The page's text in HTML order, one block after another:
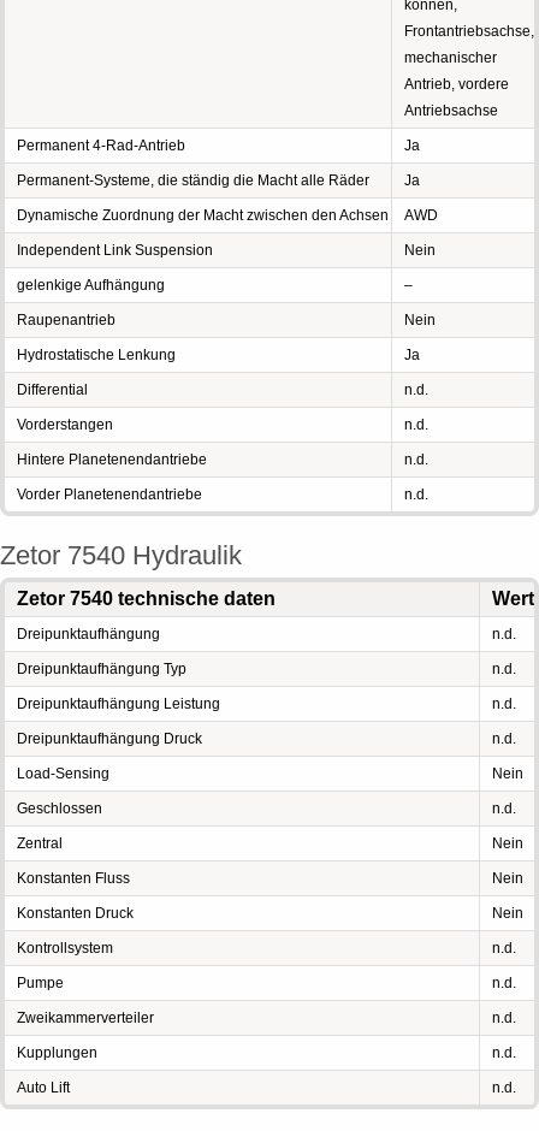
können,
Frontantriebsachse,
mechanischer
Antrieb, vordere
Antriebsachse
Permanent 4-Rad-Antrieb Ja
Permanent-Systeme, die ständig die Macht alle Räder Ja
Dynamische Zuordnung der Macht zwischen den Achsen AWD
Independent Link Suspension Nein
gelenkige Aufhängung –
Raupenantrieb Nein
Hydrostatische Lenkung Ja
Differential n.d.
Vorderstangen n.d.
Hintere Planetenendantriebe n.d.
Vorder Planetenendantriebe n.d.
Zetor 7540 Hydraulik
Zetor 7540 technische daten Wert
Dreipunktaufhängung n.d.
Dreipunktaufhängung Typ n.d.
Dreipunktaufhängung Leistung n.d.
Dreipunktaufhängung Druck n.d.
Load-Sensing Nein
Geschlossen n.d.
Zentral Nein
Konstanten Fluss Nein
Konstanten Druck Nein
Kontrollsystem n.d.
Pumpe n.d.
Zweikammerverteiler n.d.
Kupplungen n.d.
Auto Lift n.d.